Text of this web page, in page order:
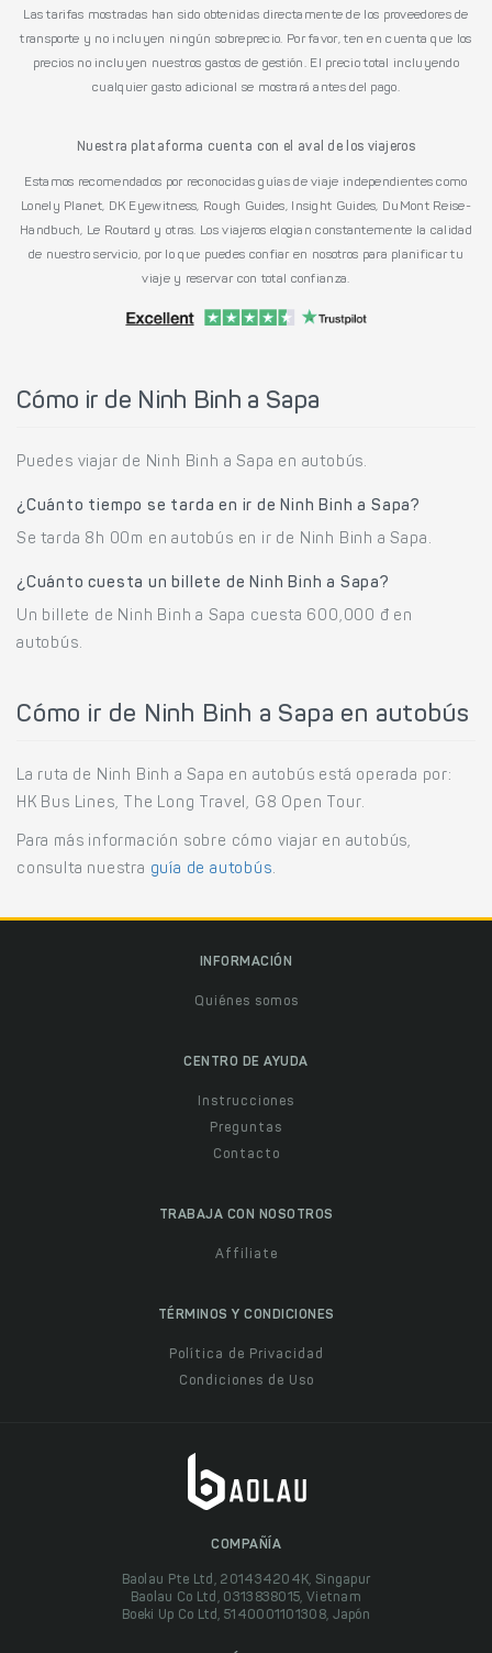
Las tarifas mostradas han sido obtenidas directamente de los proveedores de
transporte y no incluyen ningún sobreprecio. Por favor, ten en cuenta que los
precios no incluyen nuestros gastos de gestión. El precio total incluyendo
cualquier gasto adicional se mostrará antes del pago.
Nuestra plataforma cuenta con el aval de los viajeros
Estamos recomendados por reconocidas guías de viaje independientes como
Lonely Planet, DK Eyewitness, Rough Guides, Insight Guides, DuMont Reise-
Handbuch, Le Routard y otras. Los viajeros elogian constantemente la calidad
de nuestro servicio, por lo que puedes confiar en nosotros para planificar tu
viaje y reservar con total confianza.
Cómo ir de Ninh Binh a Sapa
Puedes viajar de Ninh Binh a Sapa en autobús.
¿Cuánto tiempo se tarda en ir de Ninh Binh a Sapa?
Se tarda 8h 00m en autobús en ir de Ninh Binh a Sapa.
¿Cuánto cuesta un billete de Ninh Binh a Sapa?
Un billete de Ninh Binh a Sapa cuesta 600,000 đ en
autobús.
Cómo ir de Ninh Binh a Sapa en autobús
La ruta de Ninh Binh a Sapa en autobús está operada por:
HK Bus Lines, The Long Travel, G8 Open Tour.
Para más información sobre cómo viajar en autobús,
consulta nuestra guía de autobús.
INFORMACIÓN
Quiénes somos
CENTRO DE AYUDA
Instrucciones
Preguntas
Contacto
TRABAJA CON NOSOTROS
Affiliate
TÉRMINOS Y CONDICIONES
Política de Privacidad
Condiciones de Uso
COMPAÑÍA
Baolau Pte Ltd, 201434204K, Singapur
Baolau Co Ltd, 0313838015, Vietnam
Boeki Up Co Ltd, 5140001101308, Japón